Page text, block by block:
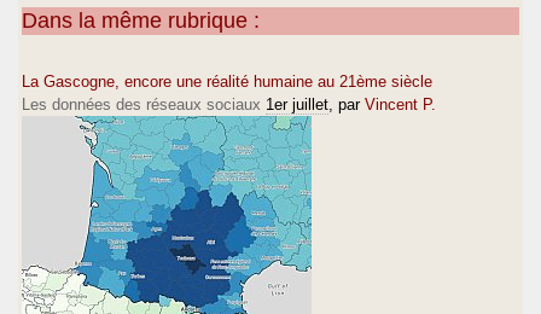
Dans la même rubrique :
La Gascogne, encore une réalité humaine au 21ème siècle
Les données des réseaux sociaux 1er juillet , par Vincent P.